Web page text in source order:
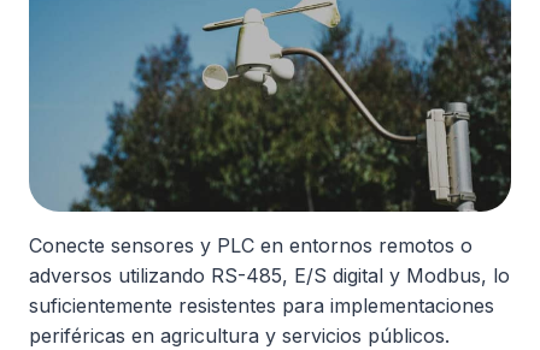
Conecte sensores y PLC en entornos remotos o
adversos utilizando RS-485, E/S digital y Modbus, lo
suficientemente resistentes para implementaciones
periféricas en agricultura y servicios públicos.